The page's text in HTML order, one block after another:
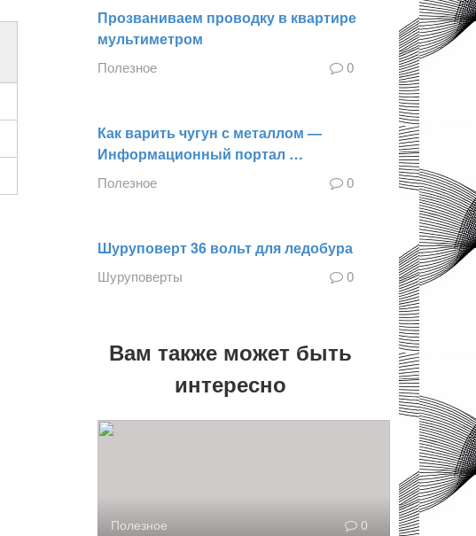
Прозваниваем проводку в квартире
мультиметром
Полезное 0
Как варить чугун с металлом —
Информационный портал …
Полезное 0
Шуруповерт 36 вольт для ледобура
Шуруповерты 0
Вам также может быть
интересно
Полезное 0